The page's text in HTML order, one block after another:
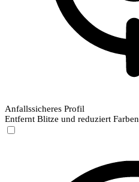
Anfallssicheres Profil
Entfernt Blitze und reduziert Farben